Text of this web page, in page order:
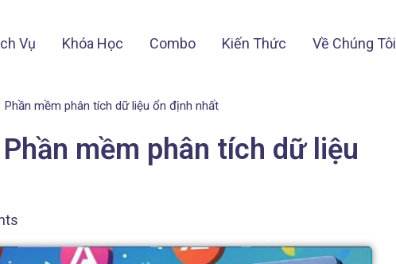
Vụ Khóa Học Combo Kiến Thức Về Chúng Tôi
Phần mềm phân tích dữ liệu ổn định nhất
mềm phân tích dữ liệu